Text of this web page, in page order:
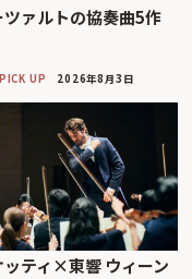
ツァルトの協奏曲5作
PICK UP 2026年8月3日
ッティ×東響 ウィーン